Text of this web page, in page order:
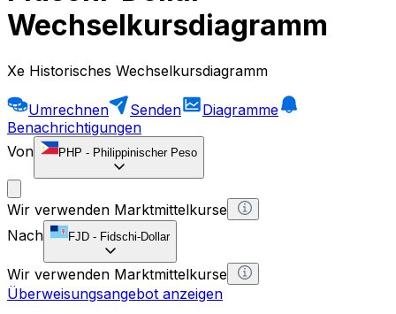
Wechselkursdiagramm
Xe Historisches Wechselkursdiagramm
Umrechnen Senden
Diagramme
Benachrichtigungen
Von
PHP - Philippinischer Peso
Wir verwenden Marktmittelkurse
Nach
FJD - Fidschi-Dollar
Wir verwenden Marktmittelkurse
Überweisungsangebot anzeigen